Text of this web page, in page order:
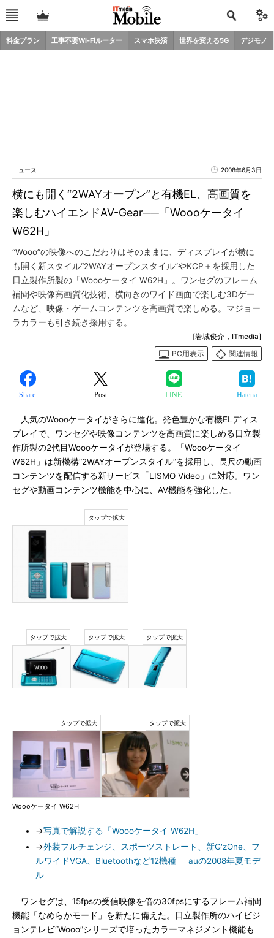
料金プラン 工事不要Wi-Fiルーター スマホ決済 世界を変える5G デジモノ
ニュース 2008年6月3日
横にも開く“2WAYオープン”と有機EL、高画質を
楽しむハイエンドAV-Gear──「Woooケータイ
W62H」
“Wooo”の映像へのこだわりはそのままに、ディスプレイが横に
も開く新スタイル“2WAYオープンスタイル”やKCP＋を採用した
日立製作所製の「Woooケータイ W62H」。ワンセグのフレーム
補間や映像高画質化技術、横向きのワイド画面で楽しむ3Dゲー
ムなど、映像・ゲームコンテンツを高画質で楽しめる。マジョー
ラカラーも引き続き採用する。
[岩城俊介，ITmedia]
PC用表示
関連情報
Share Post LINE Hatena
人気のWoooケータイがさらに進化。発色豊かな有機ELディス
プレイで、ワンセグや映像コンテンツを高画質に楽しめる日立製
作所製の2代目Woooケータイが登場する。「Woooケータイ
W62H」は新機構“2WAYオープンスタイル”を採用し、長尺の動画
コンテンツを配信する新サービス「LISMO Video」に対応。ワン
セグや動画コンテンツ機能を中心に、AV機能を強化した。
Woooケータイ W62H
→写真で解説する「Woooケータイ W62H」
→外装フルチェンジ、スポーツストレート、新G'zOne、フ
ルワイドVGA、Bluetoothなど12機種──auの2008年夏モデ
ル
ワンセグは、15fpsの受信映像を倍の30fpsにするフレーム補間
機能「なめらかモード」を新たに備えた。日立製作所のハイビジ
ョンテレビ“Wooo”シリーズで培ったカラーマネジメント機能も